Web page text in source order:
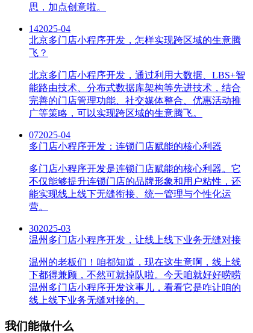
思，加点创意啦。
142025-04
北京多门店小程序开发，怎样实现跨区域的生意腾
飞？
北京多门店小程序开发，通过利用大数据、LBS+智
能路由技术、分布式数据库架构等先进技术，结合
完善的门店管理功能、社交媒体整合、优惠活动推
广等策略，可以实现跨区域的生意腾飞。
072025-04
多门店小程序开发：连锁门店赋能的核心利器
多门店小程序开发是连锁门店赋能的核心利器。它
不仅能够提升连锁门店的品牌形象和用户粘性，还
能实现线上线下无缝衔接、统一管理与个性化运
营。
302025-03
温州多门店小程序开发，让线上线下业务无缝对接
温州的老板们！咱都知道，现在这生意啊，线上线
下都得兼顾，不然可就掉队啦。今天咱就好好唠唠
温州多门店小程序开发这事儿，看看它是咋让咱的
线上线下业务无缝对接的。
我们能做什么